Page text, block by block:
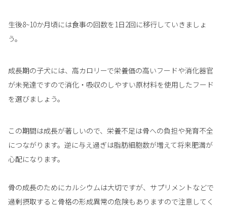
生後8~10か月頃には食事の回数を1日2回に移行していきましょ
う。
成長期の子犬には、高カロリーで栄養価の高いフードや消化器官
が未発達ですので消化・吸収のしやすい原材料を使用したフード
を選びましょう。
この期間は成長が著しいので、栄養不足は骨への負担や発育不全
につながります。逆に与え過ぎは脂肪細胞数が増えて将来肥満が
心配になります。
骨の成長のためにカルシウムは大切ですが、サプリメントなどで
過剰摂取すると骨格の形成異常の危険もありますので注意してく